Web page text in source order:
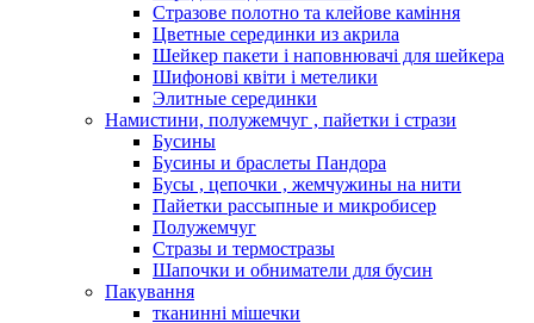
Стразове полотно та клейове каміння
Цветные серединки из акрила
Шейкер пакети і наповнювачі для шейкера
Шифонові квіти і метелики
Элитные серединки
Намистини, полужемчуг , пайетки і стрази
Бусины
Бусины и браслеты Пандора
Бусы , цепочки , жемчужины на нити
Пайетки рассыпные и микробисер
Полужемчуг
Стразы и термостразы
Шапочки и обниматели для бусин
Пакування
тканинні мішечки